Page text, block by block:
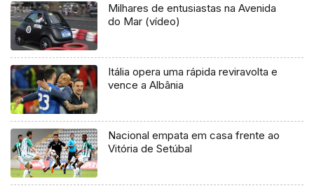
Milhares de entusiastas na Avenida
do Mar (vídeo)
Itália opera uma rápida reviravolta e
vence a Albânia
Nacional empata em casa frente ao
Vitória de Setúbal